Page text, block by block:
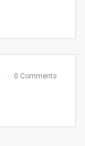
0 Comments